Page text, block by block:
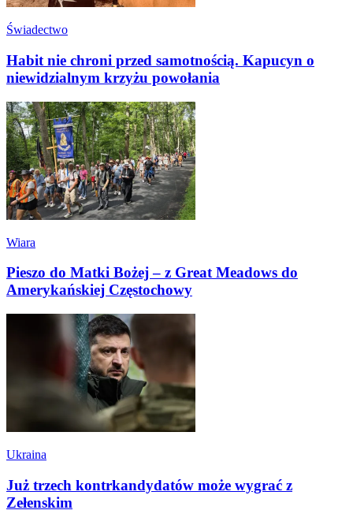
Świadectwo
Habit nie chroni przed samotnością. Kapucyn o
niewidzialnym krzyżu powołania
Wiara
Pieszo do Matki Bożej – z Great Meadows do
Amerykańskiej Częstochowy
Ukraina
Już trzech kontrkandydatów może wygrać z
Zełenskim